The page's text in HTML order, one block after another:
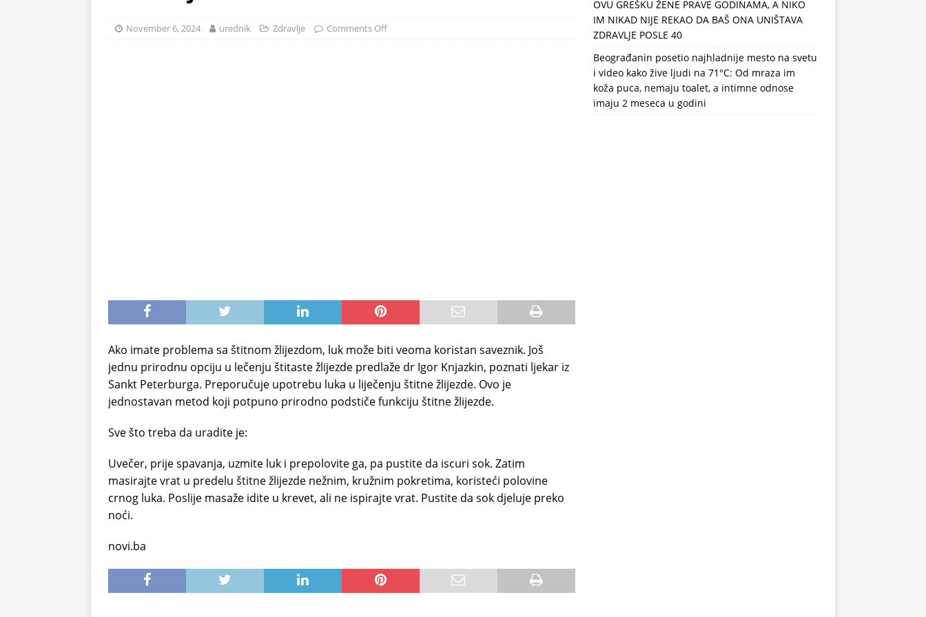
November 6, 2024 urednik Zdravlje Comments Off
Ako imate problema sa štitnom žlijezdom, luk može biti veoma koristan saveznik. Još
jednu prirodnu opciju u lečenju štitaste žlijezde predlaže dr Igor Knjazkin, poznati ljekar iz
Sankt Peterburga. Preporučuje upotrebu luka u liječenju štitne žlijezde. Ovo je
jednostavan metod koji potpuno prirodno podstiče funkciju štitne žlijezde.
Sve što treba da uradite je:
Uvečer, prije spavanja, uzmite luk i prepolovite ga, pa pustite da iscuri sok. Zatim
masirajte vrat u predelu štitne žlijezde nežnim, kružnim pokretima, koristeći polovine
crnog luka. Poslije masaže idite u krevet, ali ne ispirajte vrat. Pustite da sok djeluje preko
noći.
novi.ba
OVU GREŠKU ŽENE PRAVE GODINAMA, A NIKO
IM NIKAD NIJE REKAO DA BAŠ ONA UNIŠTAVA
ZDRAVLJE POSLE 40
Beograđanin posetio najhladnije mesto na svetu
i video kako žive ljudi na 71°C: Od mraza im
koža puca, nemaju toalet, a intimne odnose
imaju 2 meseca u godini